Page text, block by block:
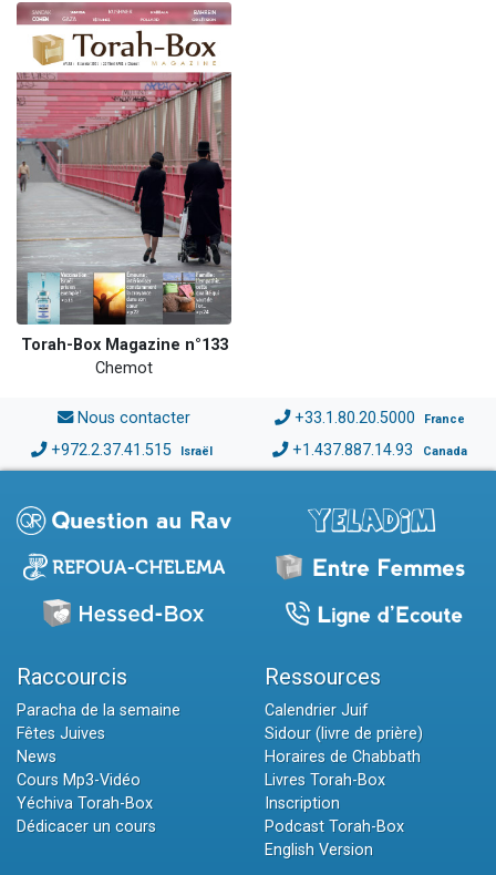
Torah-Box Magazine n°133
Chemot
Nous contacter +33.1.80.20.5000 France
+972.2.37.41.515 Israël +1.437.887.14.93 Canada
Raccourcis
Paracha de la semaine
Fêtes Juives
News
Cours Mp3-Vidéo
Yéchiva Torah-Box
Dédicacer un cours
Ressources
Calendrier Juif
Sidour (livre de prière)
Horaires de Chabbath
Livres Torah-Box
Inscription
Podcast Torah-Box
English Version